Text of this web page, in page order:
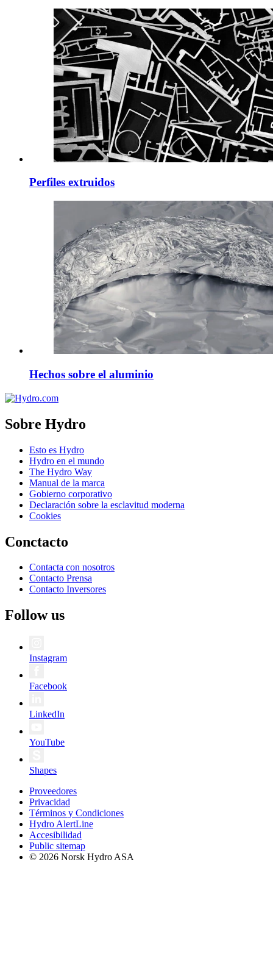
Perfiles extruidos
Hechos sobre el aluminio
Sobre Hydro
Esto es Hydro
Hydro en el mundo
The Hydro Way
Manual de la marca
Gobierno corporativo
Declaración sobre la esclavitud moderna
Cookies
Conctacto
Contacta con nosotros
Contacto Prensa
Contacto Inversores
Follow us
Instagram
Facebook
LinkedIn
YouTube
Shapes
Proveedores
Privacidad
Términos y Condiciones
Hydro AlertLine
Accesibilidad
Public sitemap
© 2026 Norsk Hydro ASA